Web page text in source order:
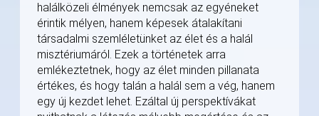
halálközeli élmények nemcsak az egyéneket
érintik mélyen, hanem képesek átalakítani
társadalmi szemléletünket az élet és a halál
misztériumáról. Ezek a történetek arra
emlékeztetnek, hogy az élet minden pillanata
értékes, és hogy talán a halál sem a vég, hanem
egy új kezdet lehet. Ezáltal új perspektívákat